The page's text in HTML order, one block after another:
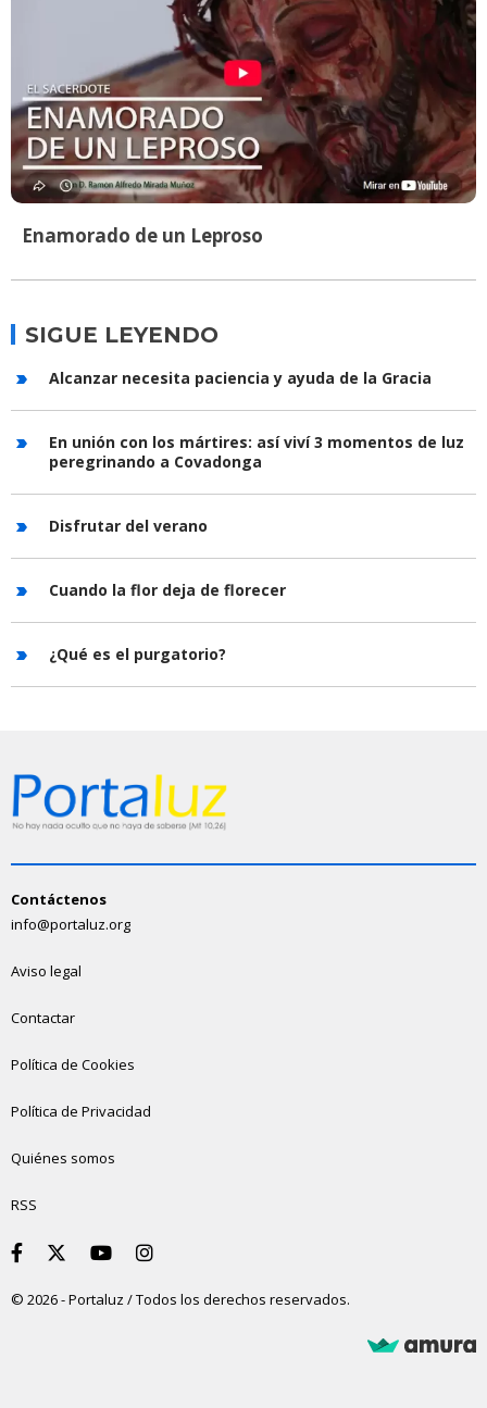
Enamorado de un Leproso
SIGUE LEYENDO
Alcanzar necesita paciencia y ayuda de la Gracia
En unión con los mártires: así viví 3 momentos de luz
peregrinando a Covadonga
Disfrutar del verano
Cuando la flor deja de florecer
¿Qué es el purgatorio?
Contáctenos
info@portaluz.org
Aviso legal
Contactar
Política de Cookies
Política de Privacidad
Quiénes somos
RSS
© 2026 - Portaluz / Todos los derechos reservados.